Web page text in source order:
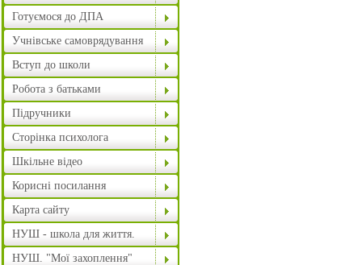
Готуємося до ДПА
Учнівське самоврядування
Вступ до школи
Робота з батьками
Підручники
Сторінка психолога
Шкільне відео
Корисні посилання
Карта сайту
НУШ - школа для життя.
НУШ. "Мої захоплення"